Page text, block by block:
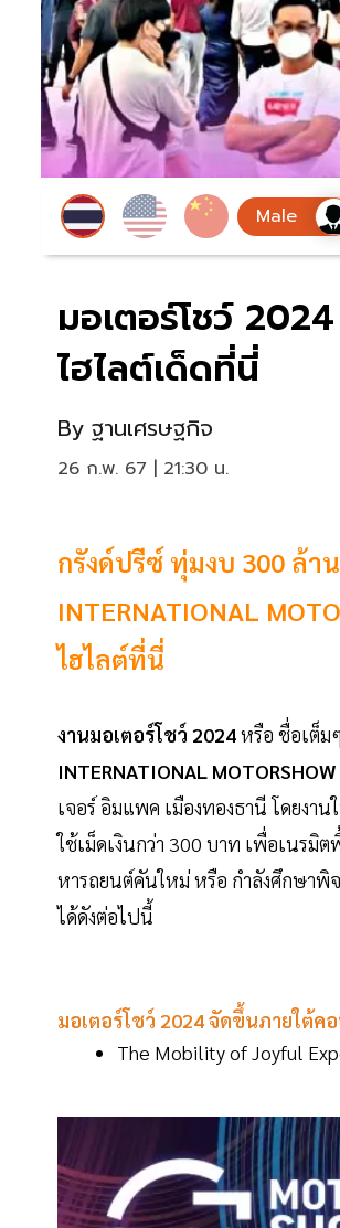
มอเตอร์โชว์
ไฮไลต์เด็ดที่นี่
By ฐานเศรษฐกิจ
26 ก.พ. 67 | 21:30 น.
กรังด์ปรีซ์ ทุ่มงบ 300 ล้า
INTERNATIONAL
ไฮไลต์ที่นี่
งานมอเตอร์โชว์ 2024หรือ ชื่อเต็ม
INTERNATIONAL
เจอร์ อิมแพค เมืองทองธานี โดยงา
ใช้เม็ดเงินกว่า 300 บาท เพื่อเนรมิ
หารถยนต์คันใหม่ หรือ กำลังศึกษาพิ
ได้ดังต่อไปนี้
มอเตอร์โชว์ 2024 จัดขึ้นภายใต้ค
The Mobility of Joyful